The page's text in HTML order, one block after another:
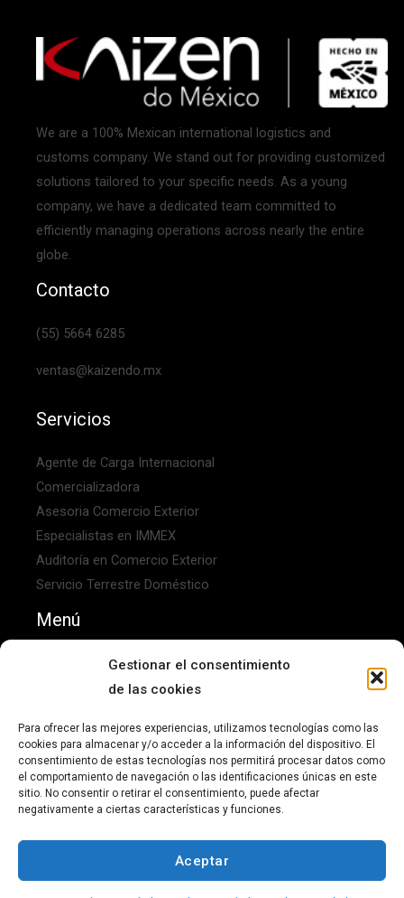
Gestionar el consentimiento
de las cookies
Para ofrecer las mejores experiencias, utilizamos tecnologías como las
cookies para almacenar y/o acceder a la información del dispositivo. El
consentimiento de estas tecnologías nos permitirá procesar datos como
el comportamiento de navegación o las identificaciones únicas en este
sitio. No consentir o retirar el consentimiento, puede afectar
negativamente a ciertas características y funciones.
Aceptar
We are a 100% Mexican international logistics and
customs company. We stand out for providing customized
solutions tailored to your specific needs. As a young
company, we have a dedicated team committed to
efficiently managing operations across nearly the entire
globe.
Contacto
(55) 5664 6285
ventas@kaizendo.mx
Servicios
Agente de Carga Internacional
Comercializadora
Asesoria Comercio Exterior
Especialistas en IMMEX
Auditoría en Comercio Exterior
Servicio Terrestre Doméstico
Menú
Aviso de privacidad
Powered byILROBA & CO